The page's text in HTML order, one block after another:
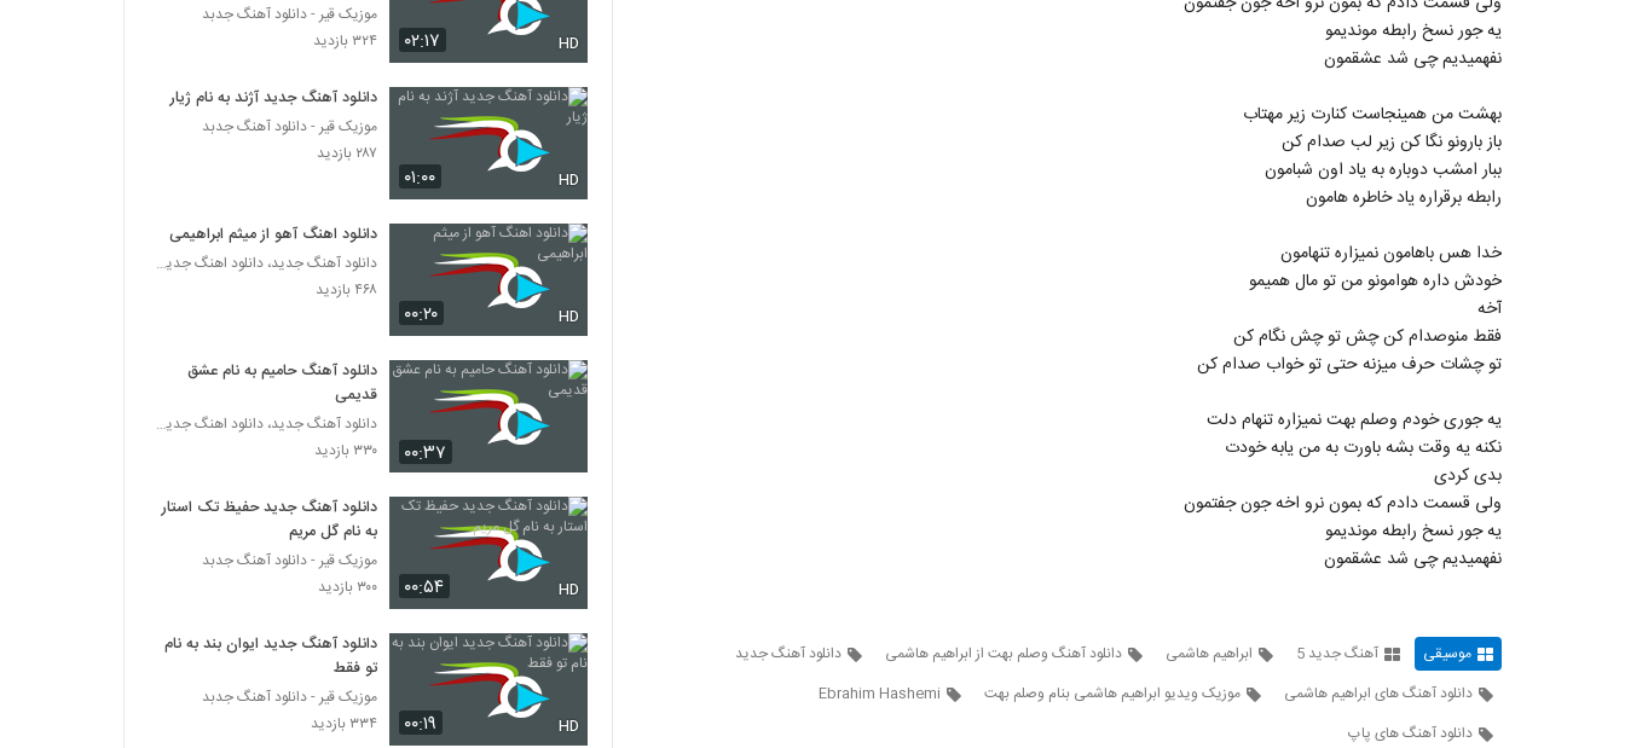
دانلود آهنگ امید مهدوی عاشقم با تو
۲۲۸ بازدید
موزیک زیبای موهایت را کوتاه کن (به همراه
۲۰۱ بازدید
دانلود آهنگ جدید و زیبای متین معزپور با نام
عادتمه
۲۰۰ بازدید
مهدی منوچهری آهنگ الان حالیت نیست
۲۰۸ بازدید
۲۰۸ بازدید
Pouriya Salehi Barat Moteasefam
۲۳۹ بازدید
دانلود آهنگ حسین ام سی تی پیش تو
۱۸۶ بازدید
یه جور نسخ رابطه موندیمو
نفهمیدیم چی شد عشقمون
بهشت من همینجاست کنارت زیر مهتاب
باز بارونو نگا کن زیر لب صدام کن
ببار امشب دوباره به یاد اون شبامون
رابطه برقراره یاد خاطره هامون
خدا هس باهامون نمیزاره تنهامون
خودش داره هوامونو من تو مال همیمو
آخه
فقط منوصدام کن چش تو چش نگام کن
تو چشات حرف میزنه حتی تو خواب صدام کن
یه جوری خودم وصلم بهت نمیزاره تنهام دلت
نکنه یه وقت بشه باورت به من یابه خودت
بدی کردی
ولی قسمت دادم که بمون نرو اخه جون جفتمون
یه جور نسخ رابطه موندیمو
نفهمیدیم چی شد عشقمون
موسیقی آهنگ جدید 5 ابراهیم هاشمی دانلود آهنگ وصلم بهت از ابراهیم هاشمی
دانلود آهنگ جدید
دانلود آهنگ های ابراهیم هاشمی
موزیک ویدیو ابراهیم هاشمی بنام وصلم بهت
Ebrahim Hashemi
دانلود آهنگ های پاپ
۰۲:۱۷ HD
موزیک قیر - دانلود آهنگ جدبد
۳۲۴ بازدید
۰۱:۰۰ HD
دانلود آهنگ جدید آژند به نام ژیار
موزیک قیر - دانلود آهنگ جدبد
۲۸۷ بازدید
۰۰:۲۰ HD
دانلود اهنگ آهو از میثم ابراهیمی
دانلود آهنگ جدید، دانلود اهنگ جدید ایرانی
۴۶۸ بازدید
۰۰:۳۷
دانلود آهنگ حامیم به نام عشق
قدیمی
دانلود آهنگ جدید، دانلود اهنگ جدید ایرانی
۳۳۰ بازدید
۰۰:۵۴ HD
دانلود آهنگ جدید حفیظ تک استار
به نام گل مریم
موزیک قیر - دانلود آهنگ جدبد
۳۰۰ بازدید
۰۰:۱۹ HD
دانلود آهنگ جدید ایوان بند به نام
تو فقط
موزیک قیر - دانلود آهنگ جدبد
۳۳۴ بازدید